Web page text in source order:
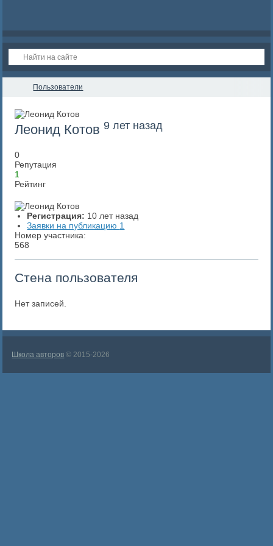
Пользователи
Леонид Котов 9 лет назад
0
Репутация
1
Рейтинг
Регистрация: 10 лет назад
Заявки на публикацию 1
Номер участника:
568
Стена пользователя
Нет записей.
Школа авторов © 2015-2026